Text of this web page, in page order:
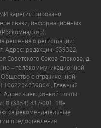
зарегистрировано
связи, информационных
решения о регистрации:
Адрес: редакции: 659322,
Советского Союза Спекова, д.
– телекоммуникационной
Общество с ограниченной
1062204039864). Главный
Адрес электронной почты:
8 (3854) 317-001. 18+
рекомендательные
предоставления